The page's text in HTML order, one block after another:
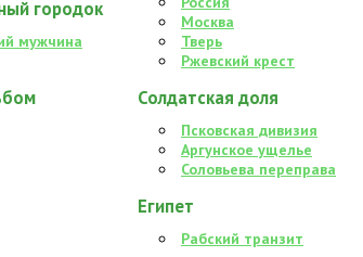
городок
мужчина
Москва
Тверь
Ржевский крест
Солдатская доля
Псковская дивизия
Аргунское ущелье
Соловьева переправа
Египет
Рабский транзит